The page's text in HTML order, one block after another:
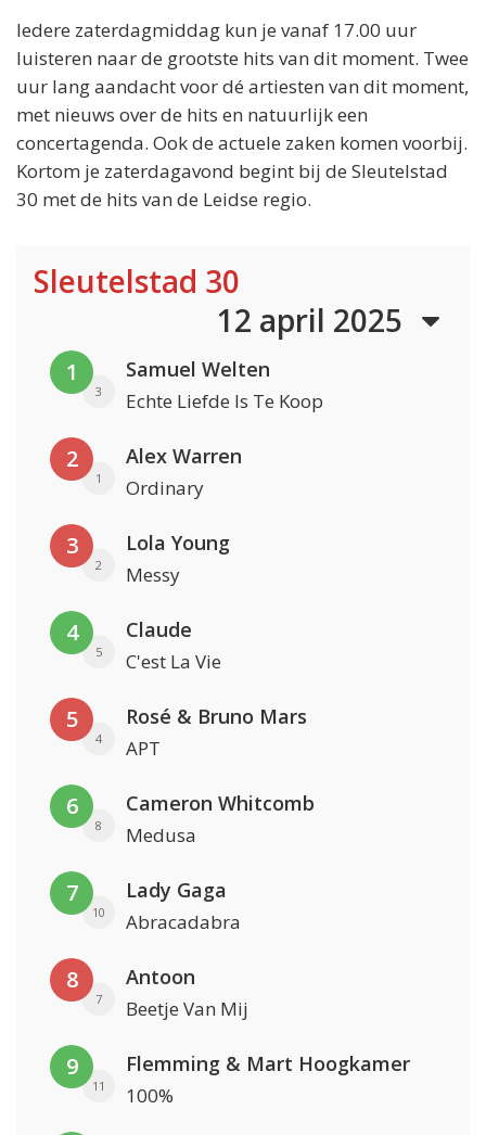
Iedere zaterdagmiddag kun je vanaf 17.00 uur
luisteren naar de grootste hits van dit moment. Twee
uur lang aandacht voor dé artiesten van dit moment,
met nieuws over de hits en natuurlijk een
concertagenda. Ook de actuele zaken komen voorbij.
Kortom je zaterdagavond begint bij de Sleutelstad
30 met de hits van de Leidse regio.
Sleutelstad 30
12 april 2025
1
3
Samuel Welten
Echte Liefde Is Te Koop
2
1
Alex Warren
Ordinary
3
2
Lola Young
Messy
4
5
Claude
C'est La Vie
5
4
Rosé & Bruno Mars
APT
6
8
Cameron Whitcomb
Medusa
7
10
Lady Gaga
Abracadabra
8
7
Antoon
Beetje Van Mij
9
11
Flemming & Mart Hoogkamer
100%